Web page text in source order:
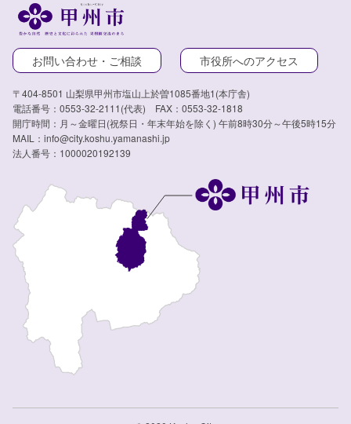
お問い合わせ・ご相談 市役所へのアクセス
〒404-8501 山梨県甲州市塩山上於曽1085番地1(本庁舎)
電話番号：0553-32-2111(代表) FAX：0553-32-1818
開庁時間：月～金曜日(祝祭日・年末年始を除く) 午前8時30分～午後5時15分
MAIL：info@city.koshu.yamanashi.jp
法人番号：1000020192139